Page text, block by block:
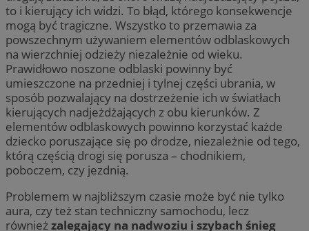
to i kierujący ich widzi. To błąd, którego konsekwencje
mogą być tragiczne. Wszystko to przemawia za
powszechnym używaniem elementów odblaskowych
na wierzchniej odzieży niezależnie od wieku.
Prawidłowo noszone odblaski powinny być
umieszczone na przedniej i tylnej części ubrania, w
sposób pozwalający na dostrzeżenie ich w światłach
kierujących nadjeżdżających z obu kierunków. Z
elementów odblaskowych powinno korzystać każde
dziecko poruszające się po drodze, niezależnie od tego,
którą częścią drogi się porusza – chodnikiem,
poboczem, czy jezdnią.
Problemem w najbliższym czasie może być nie tylko
aura, czy też stan techniczny samochodu, lecz
równieżzalegający na nadwoziu i szybach śnieg